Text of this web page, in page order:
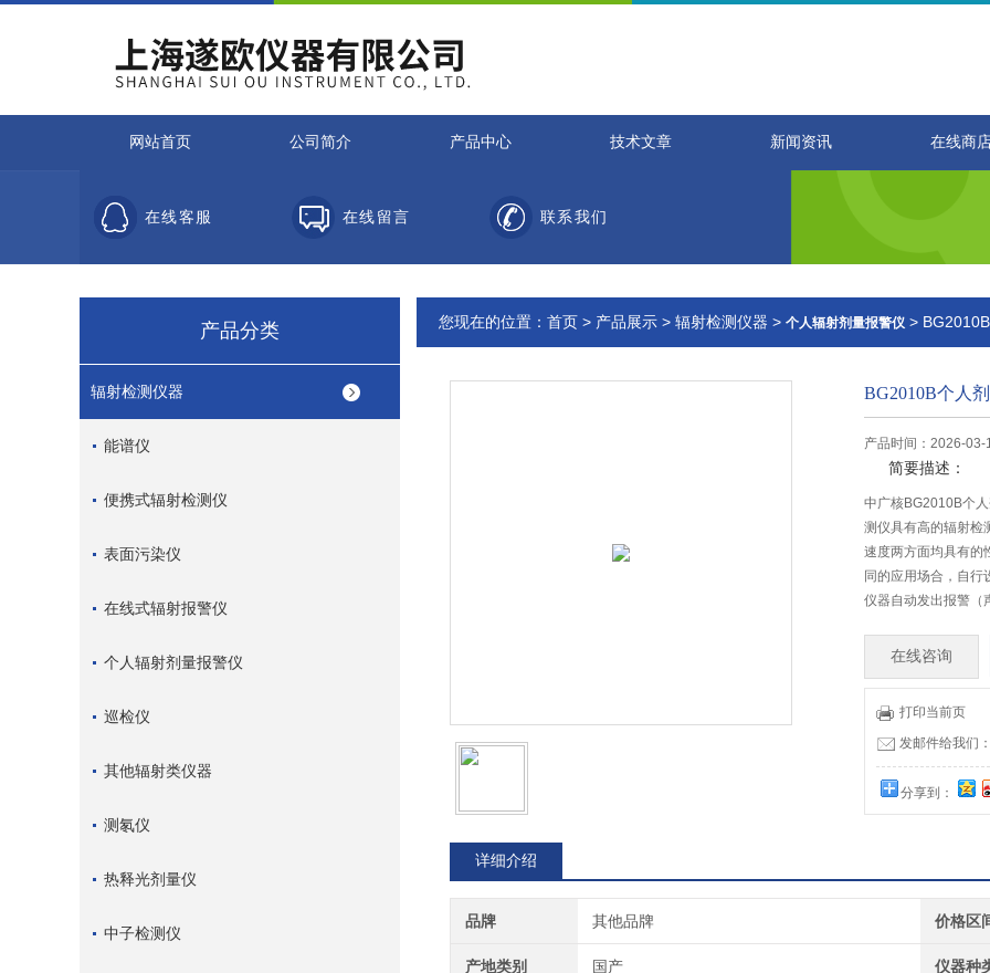
网站首页 公司简介 产品中心 技术文章 新闻资讯 在线商
在线客服 在线留言 联系我们
产品分类
辐射检测仪器
能谱仪
便携式辐射检测仪
表面污染仪
在线式辐射报警仪
个人辐射剂量报警仪
巡检仪
其他辐射类仪器
测氡仪
热释光剂量仪
中子检测仪
您现在的位置： 首页 > 产品展示 > 辐射检测仪器 > 个人辐射剂量报警仪 >
BG2010B个人
产品时间：2026-03-
简要描述：
中广核BG2010B个
测仪具有高的辐射检
速度两方面均具有的
同的应用场合，自行
仪器自动发出报警（
在线咨询
打印当前页
发邮件给我们
分享到：
详细介绍
品牌 其他品牌 价格区
产地类别 国产 仪器种